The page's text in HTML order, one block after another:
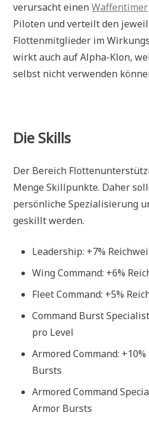
verursacht einenWaffentimer
Piloten und verteilt den
Flottenmitglieder im
wirkt auch auf Alpha-Klon,
selbst nicht verwenden
Die Skills
Der Bereich
Menge Skillpunkte. Daher
persönliche Spezialisierung
geskillt werden.
Leadership: +7%
Wing Command: +6%
Fleet Command: +5%
Command Burst
pro Level
Armored Command:
Bursts
Armored Command
Armor Bursts